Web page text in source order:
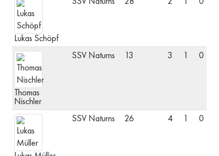
Lukas Schöpf
Thomas
Nischler
SSV Naturns 13 3 1 0
SSV Naturns 26 4 1 0